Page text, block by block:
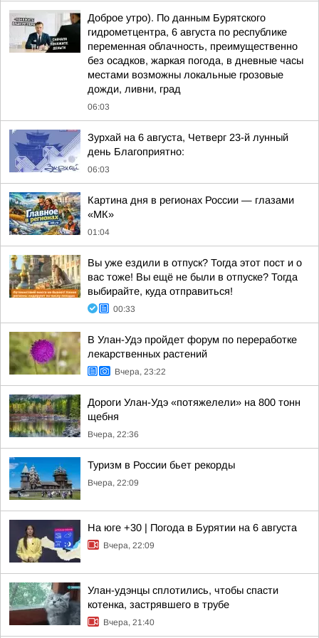
Доброе утро). По данным Бурятского
гидрометцентра, 6 августа по республике
переменная облачность, преимущественно
без осадков, жаркая погода, в дневные часы
местами возможны локальные грозовые
дожди, ливни, град
06:03
Зурхай на 6 августа, Четверг 23-й лунный
день Благоприятно:
06:03
Картина дня в регионах России — глазами
«МК»
01:04
Вы уже ездили в отпуск? Тогда этот пост и о
вас тоже! Вы ещё не были в отпуске? Тогда
выбирайте, куда отправиться!
00:33
В Улан-Удэ пройдет форум по переработке
лекарственных растений
Вчера, 23:22
Дороги Улан-Удэ «потяжелели» на 800 тонн
щебня
Вчера, 22:36
Туризм в России бьет рекорды
Вчера, 22:09
На юге +30 | Погода в Бурятии на 6 августа
Вчера, 22:09
Улан-удэнцы сплотились, чтобы спасти
котенка, застрявшего в трубе
Вчера, 21:40